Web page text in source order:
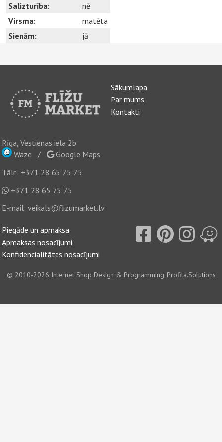
Salizturība:
nē
Virsma:
matēta
Sienām:
jā
Rīga, Vestienas iela 2b
Waze /
Google Maps
Tālr.: +371 28 65 75 75
+371 28 65 75 75
E-mail:veikals@flizumarket.lv
Sākumlapa
Par mums
Kontakti
Piegāde un apmaksa
Apmaksas nosacījumi
Konfidencialitātes nosacījumi
© 2010-2026 Internet Shop Design & Programming: Profita.Solutions